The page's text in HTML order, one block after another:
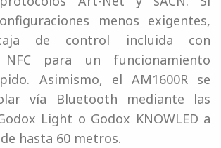
menos exigentes,
de control incluida con
NFC para un funcionamiento
Asimismo, el AM1600R se
vía Bluetooth mediante las
Light o Godox KNOWLED a
hasta 60 metros.